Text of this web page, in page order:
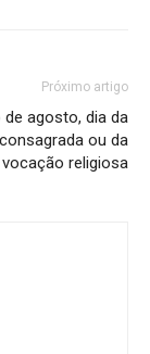
Próximo artigo
de agosto, dia da
ou da
vocação religiosa